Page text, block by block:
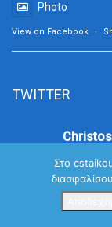
Photo
View on Facebook ·
TWITTER
MP in
at the
Christos
Στο